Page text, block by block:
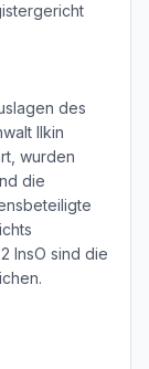
des
Ilkin
wurden
die
InsO sind die